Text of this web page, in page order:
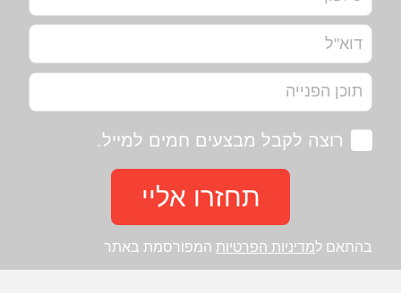
רוצה לקבל מבצעים חמים למייל.
תחזרו אליי
בהתאם למדיניות הפרטיות המפורסמת באתר